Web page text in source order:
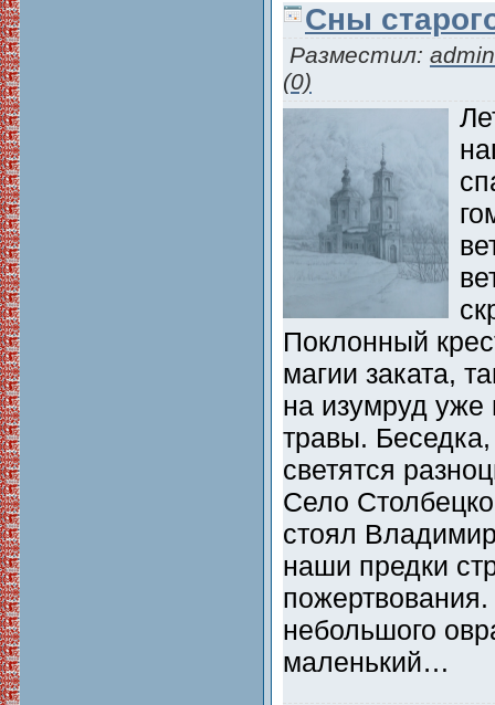
Сны
Разместил: admin
(0)
Поклонный
магии заката,
на изумруд
травы.
светятся
Село
стоял
наши предки
небольшого
маленький…